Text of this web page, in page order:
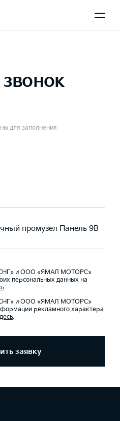
для заполнения
промузел Панель 9В
и ООО «ЯМАЛ МОТОРС»
персональных данных на
и ООО «ЯМАЛ МОТОРС»
рекламного характера
.
заявку